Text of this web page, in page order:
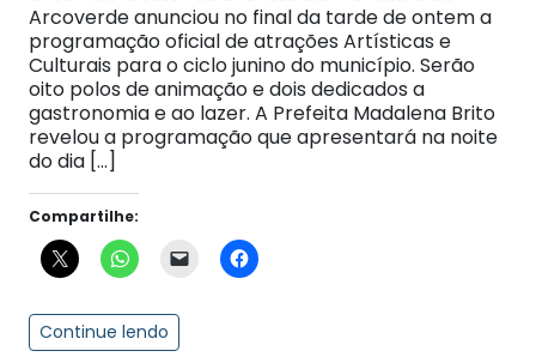
Arcoverde anunciou no final da tarde de ontem a
programação oficial de atrações Artísticas e
Culturais para o ciclo junino do município. Serão
oito polos de animação e dois dedicados a
gastronomia e ao lazer. A Prefeita Madalena Brito
revelou a programação que apresentará na noite
do dia […]
Compartilhe:
Continue lendo